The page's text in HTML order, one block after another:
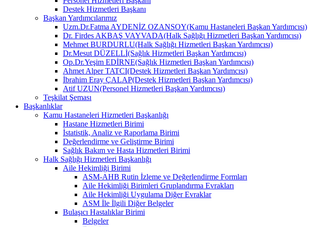
Destek Hizmetleri Başkanı
Başkan Yardımcılarımız
Uzm.Dr.Fatma AYDENİZ OZANSOY(Kamu Hastaneleri Başkan Yardımcısı)
Dr. Firdes AKBAŞ VAYVADA(Halk Sağlığı Hizmetleri Başkan Yardımcısı)
Mehmet BURDURLU(Halk Sağlığı Hizmetleri Başkan Yardımcısı)
Dr.Mesut DÜZELLİ(Sağlık Hizmetleri Başkan Yardımcısı)
Op.Dr.Yeşim EDİRNE(Sağlık Hizmetleri Başkan Yardımcısı)
Ahmet Alper TATCI(Destek Hizmetleri Başkan Yardımcısı)
İbrahim Eray ÇALAP(Destek Hizmetleri Başkan Yardımcısı)
Atif UZUN(Personel Hizmetleri Başkan Yardımcısı)
Teşkilat Şeması
Başkanlıklar
Kamu Hastaneleri Hizmetleri Başkanlığı
Hastane Hizmetleri Birimi
İstatistik, Analiz ve Raporlama Birimi
Değerlendirme ve Geliştirme Birimi
Sağlık Bakım ve Hasta Hizmetleri Birimi
Halk Sağlığı Hizmetleri Başkanlığı
Aile Hekimliği Birimi
ASM-AHB Rutin İzleme ve Değerlendirme Formları
Aile Hekimliği Birimleri Gruplandırma Evrakları
Aile Hekimliği Uygulama Diğer Evraklar
ASM İle İlgili Diğer Belgeler
Bulaşıcı Hastalıklar Birimi
Belgeler